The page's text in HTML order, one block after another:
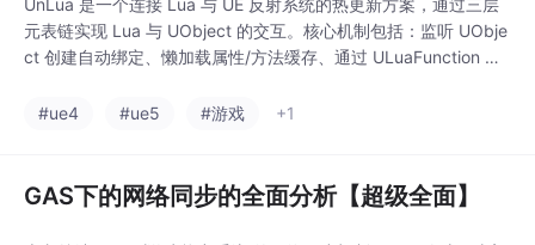
UnLua 是一个连接 Lua 与 UE 反射系统的热更新方案，通过三层
元表链实现 Lua 与 UObject 的交互。核心机制包括：监听 UObje
ct 创建自动绑定、懒加载属性/方法缓存、通过 ULuaFunction 和
动态绑定两种方式，使 Lua 能直接读写 C++ 属性、调用/覆写函
#ue4 #ue5 #游戏 +1
GAS下的网络同步的全面分析【超级全面】